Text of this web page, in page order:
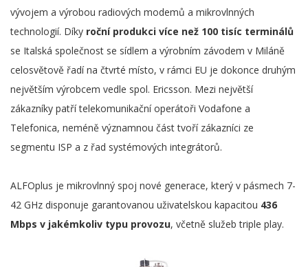
vývojem a výrobou radiových modemů a mikrovlnných
technologií. Díky roční produkci více než 100 tisíc terminálů
se Italská společnost se sídlem a výrobním závodem v Miláně
celosvětově řadí na čtvrté místo, v rámci EU je dokonce druhým
největším výrobcem vedle spol. Ericsson. Mezi největší
zákazníky patří telekomunikační operátoři Vodafone a
Telefonica, neméně významnou část tvoří zákazníci ze
segmentu ISP a z řad systémových integrátorů.
ALFOplus je mikrovlnný spoj nové generace, který v pásmech 7-
42 GHz disponuje garantovanou uživatelskou kapacitou 436
Mbps v jakémkoliv typu provozu, včetně služeb triple play.